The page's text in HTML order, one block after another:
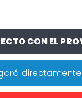
CON EL